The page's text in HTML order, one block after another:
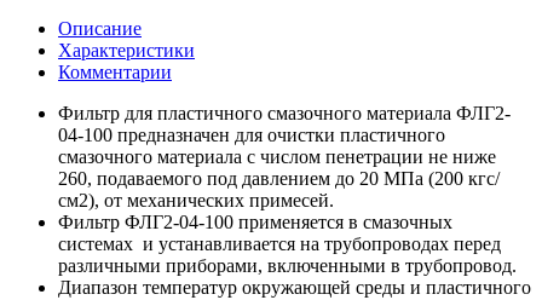
Описание
Характеристики
Комментарии
Фильтр для пластичного смазочного материала ФЛГ2-
04-100 предназначен для очистки пластичного
смазочного материала с числом пенетрации не ниже
260, подаваемого под давлением до 20 МПа (200 кгс/
см2), от механических примесей.
Фильтр ФЛГ2-04-100 применяется в смазочных
системах и устанавливается на трубопроводах перед
различными приборами, включенными в трубопровод.
Диапазон температур окружающей среды и пластичного